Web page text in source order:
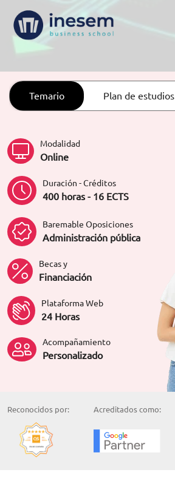
ORIENTACIÓN LABORAL
Temario Plan de estudios
Modalidad
Online
Duración - Créditos
400 horas - 16 ECTS
Baremable Oposiciones
Administración pública
Becas y
Financiación
Plataforma Web
24 Horas
Acompañamiento
Personalizado
Reconocidos por: Acreditados como: